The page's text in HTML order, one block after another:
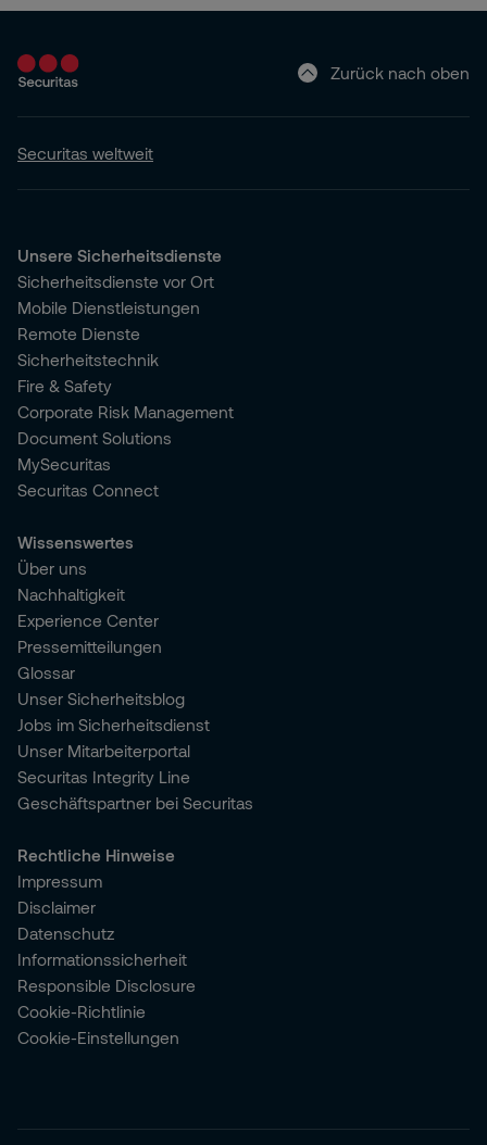
Zurück nach oben
Securitas weltweit
Unsere Sicherheitsdienste
Sicherheitsdienste vor Ort
Mobile Dienstleistungen
Remote Dienste
Sicherheitstechnik
Fire & Safety
Corporate Risk Management
Document Solutions
MySecuritas
Securitas Connect
Wissenswertes
Über uns
Nachhaltigkeit
Experience Center
Pressemitteilungen
Glossar
Unser Sicherheitsblog
Jobs im Sicherheitsdienst
Unser Mitarbeiterportal
Securitas Integrity Line
Geschäftspartner bei Securitas
Rechtliche Hinweise
Impressum
Disclaimer
Datenschutz
Informationssicherheit
Responsible Disclosure
Cookie-Richtlinie
Cookie-Einstellungen